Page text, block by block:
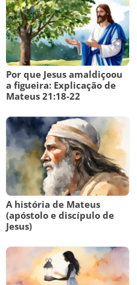
Por que Jesus amaldiçoou
a figueira: Explicação de
Mateus 21:18-22
A história de Mateus
(apóstolo e discípulo de
Jesus)